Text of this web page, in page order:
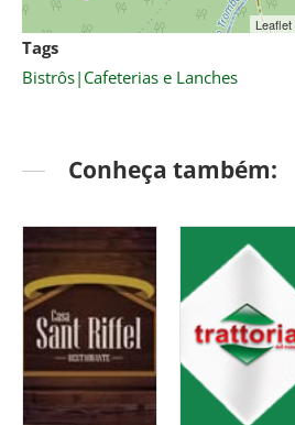
Leaflet
Tags
Bistrôs|Cafeterias e Lanches
Conheça também: